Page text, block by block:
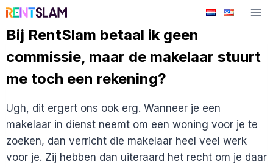
Ga
de
inhoud
Bij RentSlam betaal ik geen
commissie, maar de makelaar stuurt
me toch een rekening?
Ugh, dit ergert ons ook erg. Wanneer je een
makelaar in dienst neemt om een woning voor je te
zoeken, dan verricht die makelaar heel veel werk
voor je. Zij hebben dan uiteraard het recht om je daar